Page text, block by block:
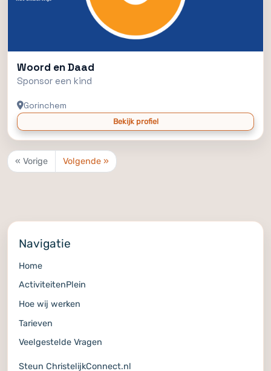
Woord en Daad
Sponsor een kind
Gorinchem
Bekijk profiel
« Vorige Volgende »
Navigatie
Home
ActiviteitenPlein
Hoe wij werken
Tarieven
Veelgestelde Vragen
Steun ChristelijkConnect.nl